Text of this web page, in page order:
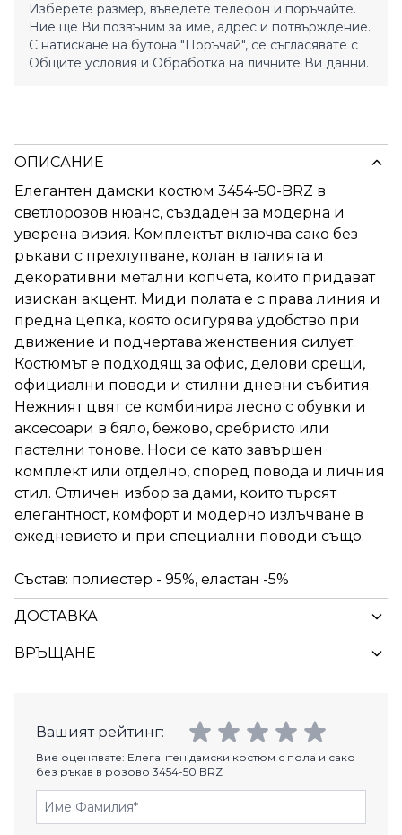
Изберете размер, въведете телефон и поръчайте.
Ние ще Ви позвъним за име, адрес и потвърждение.
С натискане на бутона "Поръчай", се съгласявате с
Общите условия и Обработка на личните Ви данни.
ОПИСАНИЕ
Елегантен дамски костюм 3454-50-BRZ в
светлорозов нюанс, създаден за модерна и
уверена визия. Комплектът включва сако без
ръкави с прехлупване, колан в талията и
декоративни метални копчета, които придават
изискан акцент. Миди полата е с права линия и
предна цепка, която осигурява удобство при
движение и подчертава женствения силует.
Костюмът е подходящ за офис, делови срещи,
официални поводи и стилни дневни събития.
Нежният цвят се комбинира лесно с обувки и
аксесоари в бяло, бежово, сребристо или
пастелни тонове. Носи се като завършен
комплект или отделно, според повода и личния
стил. Отличен избор за дами, които търсят
елегантност, комфорт и модерно излъчване в
ежедневието и при специални поводи също.
Състав: полиестер - 95%, еластан -5%
ДОСТАВКА
ВРЪЩАНЕ
Вашият рейтинг:
Вие оценявате: Елегантен дамски костюм с пола и сако
без ръкав в розово 3454-50 BRZ
Име Фамилия